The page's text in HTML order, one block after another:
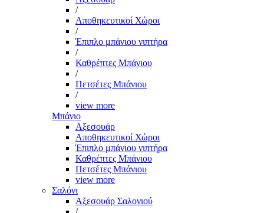
/
Αποθηκευτικοί Χώροι
/
Έπιπλο μπάνιου νιπτήρα
/
Καθρέπτες Μπάνιου
/
Πετσέτες Μπάνιου
/
view more
Μπάνιο
Αξεσουάρ
Αποθηκευτικοί Χώροι
Έπιπλο μπάνιου νιπτήρα
Καθρέπτες Μπάνιου
Πετσέτες Μπάνιου
view more
Σαλόνι
Αξεσουάρ Σαλονιού